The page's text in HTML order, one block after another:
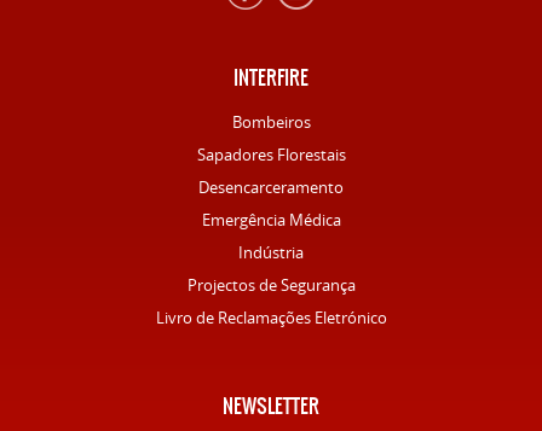
INTERFIRE
Bombeiros
Sapadores Florestais
Desencarceramento
Emergência Médica
Indústria
Projectos de Segurança
Livro de Reclamações Eletrónico
NEWSLETTER